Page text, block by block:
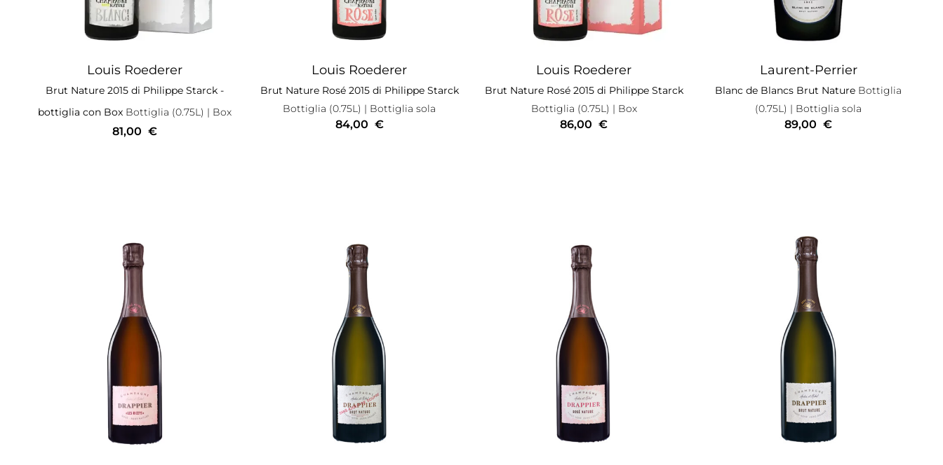
Louis Roederer
Brut Nature 2015 di Philippe Starck -
bottiglia con Box Bottiglia (0.75L) | Box
81,00 €
Louis Roederer
Brut Nature Rosé 2015 di Philippe Starck
Bottiglia (0.75L) | Bottiglia sola
84,00 €
Louis Roederer
Brut Nature Rosé 2015 di Philippe Starck
Bottiglia (0.75L) | Box
86,00 €
Laurent-Perrier
Blanc de Blancs Brut Nature Bottiglia
(0.75L) | Bottiglia sola
89,00 €